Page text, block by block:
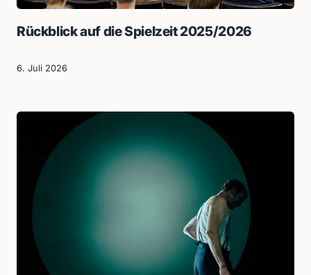
Rückblick auf die Spielzeit 2025/2026
6. Juli 2026